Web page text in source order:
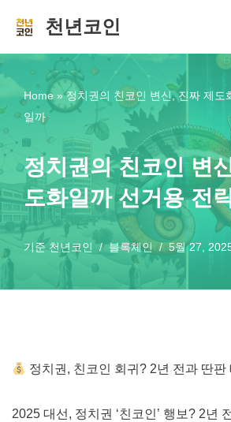
츠
로
너
뛰
기
천년코인
Home »정치권의 친코인 변신, 진짜 제도
일까
정치권의 친코인 변
도화일까 선거용 전
기준 천년코인 블록체인 5월 27,
정치권, 친코인 회귀? 2년 전과 딴판
2025 대선, 정치권 ‘친코인’ 행보? 2년